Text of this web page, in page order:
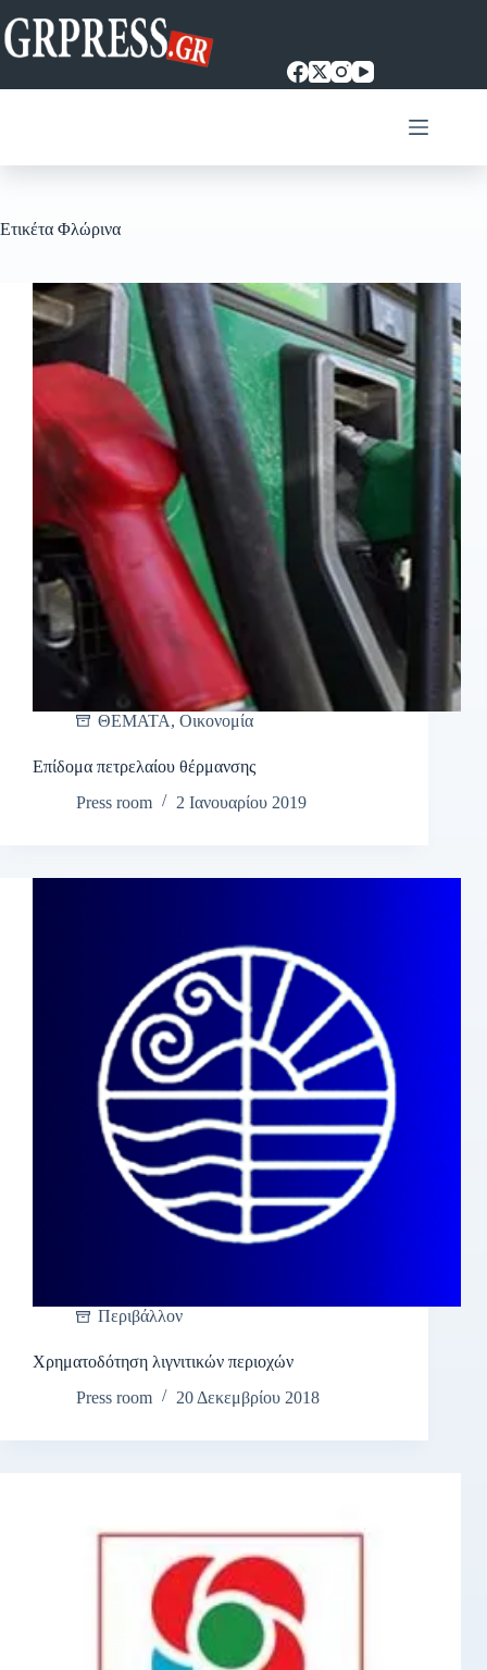
στο
περιεχόμενο
Ετικέτα Φλώρινα
ΘΕΜΑΤΑ, Οικονομία
Επίδομα πετρελαίου θέρμανσης
Press room
2 Ιανουαρίου 2019
Περιβάλλον
Χρηματοδότηση λιγνιτικών περιοχών
Press room
20 Δεκεμβρίου 2018